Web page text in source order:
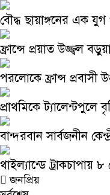
বৌদ্ধ ছায়াঙ্গনের এক
ফ্রান্সে প্রয়াত উজ্জ্বল
পরলোকে ফ্রান্স প্রবাসী
প্রাথমিকে ট্যালেন্টপুলে
বান্দরবান সার্বজনীন
থাইল্যান্ডে ট্রাকচাপায়
জনপ্রিয়